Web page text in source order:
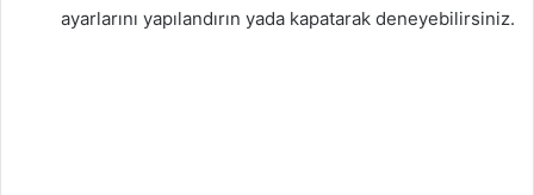
ayarlarını yapılandırın yada kapatarak deneyebilirsiniz.